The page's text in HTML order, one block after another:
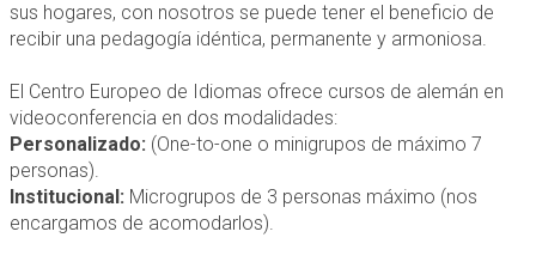
sus hogares, con nosotros se puede tener el beneficio de
recibir una pedagogía idéntica, permanente y armoniosa.
El Centro Europeo de Idiomas ofrece cursos de alemán en
videoconferencia en dos modalidades:
Personalizado: (One-to-one o minigrupos de máximo 7
personas).
Institucional: Microgrupos de 3 personas máximo (nos
encargamos de acomodarlos).